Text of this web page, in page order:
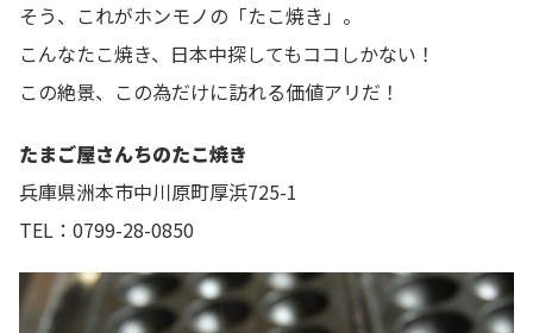
そう、これがホンモノの「たこ焼き」。
こんなたこ焼き、日本中探してもココしかない！
この絶景、この為だけに訪れる価値アリだ！
たまご屋さんちのたこ焼き
兵庫県洲本市中川原町厚浜725-1
TEL：0799-28-0850